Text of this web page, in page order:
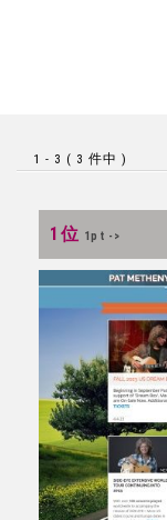
1 - 3 ( 3 件中 )
1位 1pt ->